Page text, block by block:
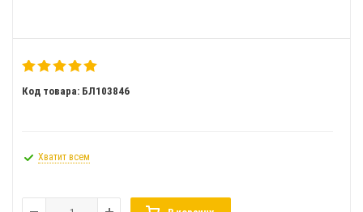
Код товара: БЛ103846
Хватит всем